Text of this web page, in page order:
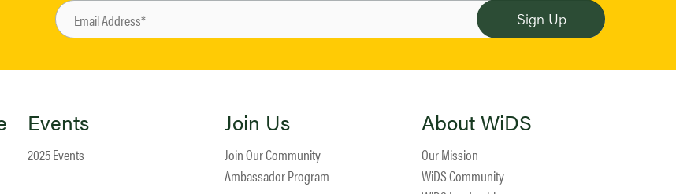
Events
2025 Events
Join Us
Join Our Community
Ambassador Program
About WiDS
Our Mission
WiDS Community